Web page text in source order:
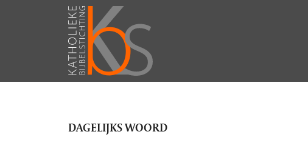
DAGELIJKS WOORD